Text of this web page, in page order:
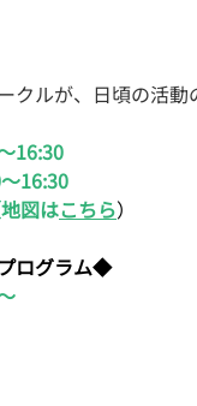
クルが、日頃の活
16:30
16:30
地図はこちら）
ログラム◆